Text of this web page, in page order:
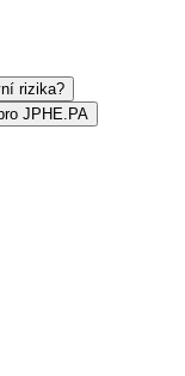
rizika?
JPHE.PA